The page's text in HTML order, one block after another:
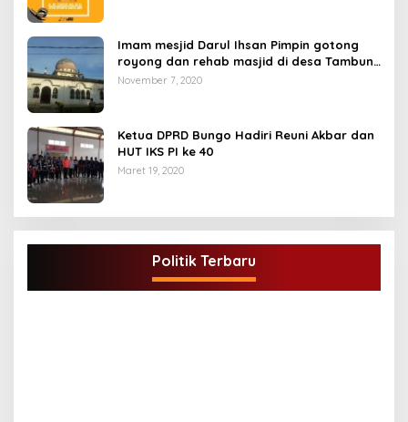
Imam mesjid Darul Ihsan Pimpin gotong
royong dan rehab masjid di desa Tambun
Arang Kecamatan Sumay, kabupaten tebo
November 7, 2020
Ketua DPRD Bungo Hadiri Reuni Akbar dan
HUT IKS PI ke 40
Maret 19, 2020
Politik Terbaru
DPD Partai Golkar,Muscam Ke-X Dalam
Rangka Pemilihan Ketua PK.
Juli 5, 2021